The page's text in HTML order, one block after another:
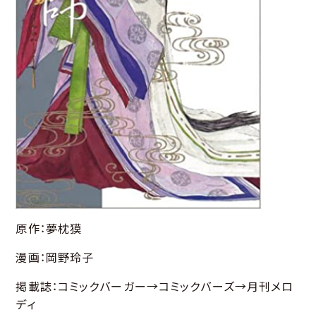
原作：夢枕獏
漫画：岡野玲子
掲載誌：コミックバーガー→コミックバーズ→月刊メロ
ディ